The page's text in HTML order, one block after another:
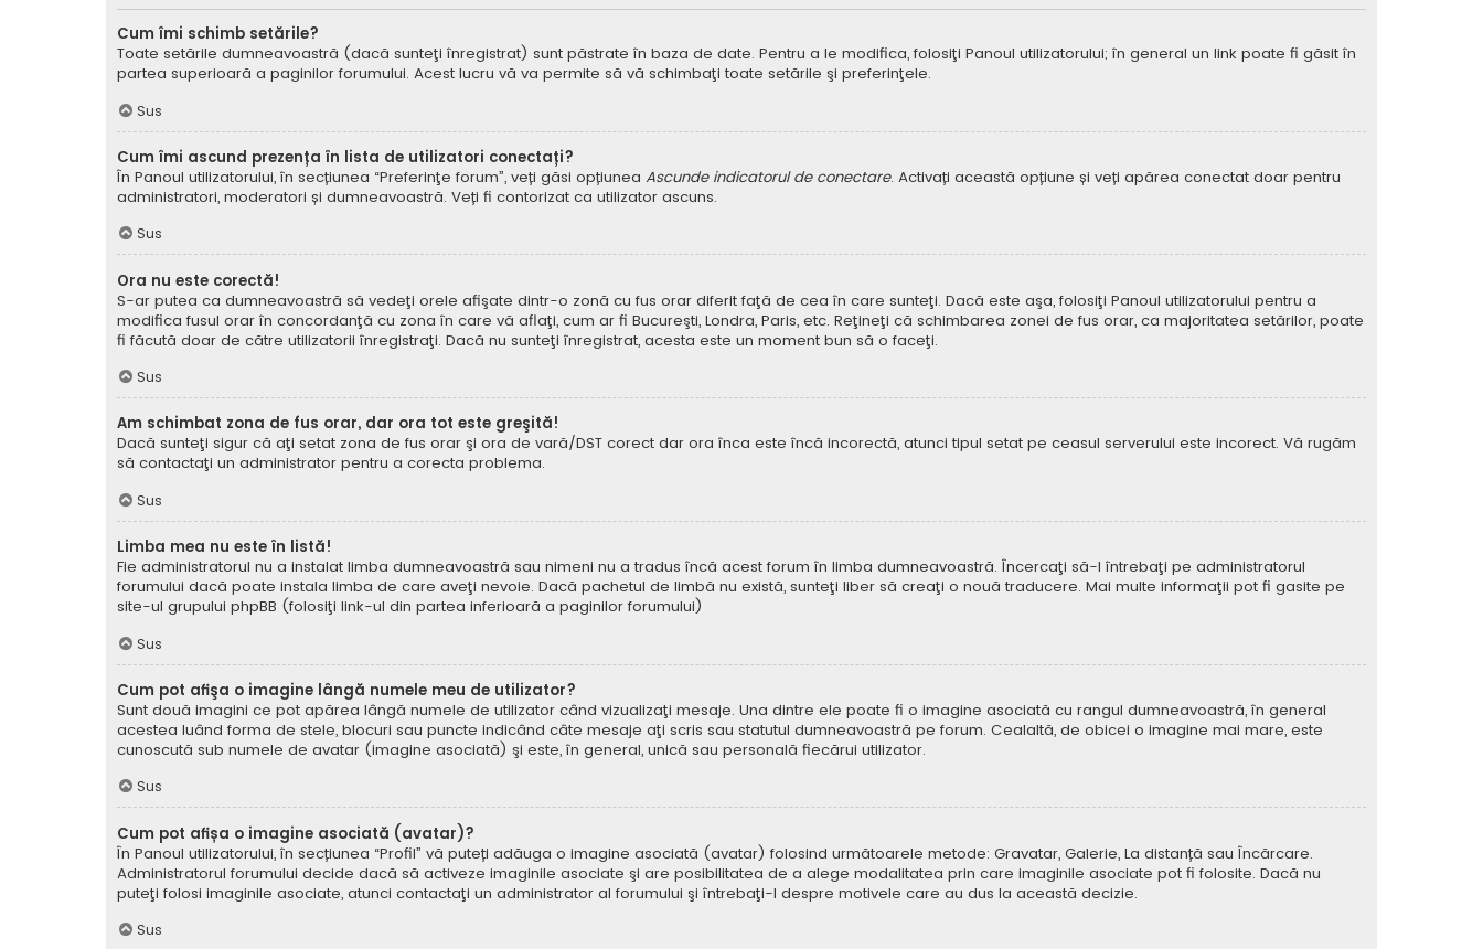
Cum îmi schimb setările?
Toate setările dumneavoastră (dacă sunteţi înregistrat) sunt păstrate în baza de date. Pentru a le modifica, folosiţi Panoul utilizatorului; în general un link poate fi găsit în
partea superioară a paginilor forumului. Acest lucru vă va permite să vă schimbaţi toate setările şi preferinţele.
Sus
Cum îmi ascund prezența în lista de utilizatori conectați?
În Panoul utilizatorului, în secțiunea “Preferinţe forum”, veți găsi opțiunea Ascunde indicatorul de conectare. Activați această opțiune și veți apărea conectat doar pentru
administratori, moderatori și dumneavoastră. Veți fi contorizat ca utilizator ascuns.
Sus
Ora nu este corectă!
S-ar putea ca dumneavoastră să vedeţi orele afişate dintr-o zonă cu fus orar diferit faţă de cea în care sunteţi. Dacă este aşa, folosiţi Panoul utilizatorului pentru a
modifica fusul orar în concordanţă cu zona în care vă aflaţi, cum ar fi Bucureşti, Londra, Paris, etc. Reţineţi că schimbarea zonei de fus orar, ca majoritatea setărilor, poate
fi făcută doar de către utilizatorii înregistraţi. Dacă nu sunteţi înregistrat, acesta este un moment bun să o faceţi.
Sus
Am schimbat zona de fus orar, dar ora tot este greşită!
Dacă sunteţi sigur că aţi setat zona de fus orar şi ora de vară/DST corect dar ora înca este încă incorectă, atunci tipul setat pe ceasul serverului este incorect. Vă rugăm
să contactaţi un administrator pentru a corecta problema.
Sus
Limba mea nu este în listă!
Fie administratorul nu a instalat limba dumneavoastră sau nimeni nu a tradus încă acest forum în limba dumneavoastră. Încercaţi să-l întrebaţi pe administratorul
forumului dacă poate instala limba de care aveţi nevoie. Dacă pachetul de limbă nu există, sunteţi liber să creaţi o nouă traducere. Mai multe informaţii pot fi gasite pe
site-ul grupului phpBB (folosiţi link-ul din partea inferioară a paginilor forumului)
Sus
Cum pot afişa o imagine lângă numele meu de utilizator?
Sunt două imagini ce pot apărea lângă numele de utilizator când vizualizaţi mesaje. Una dintre ele poate fi o imagine asociată cu rangul dumneavoastră, în general
acestea luând forma de stele, blocuri sau puncte indicând câte mesaje aţi scris sau statutul dumneavoastră pe forum. Cealaltă, de obicei o imagine mai mare, este
cunoscută sub numele de avatar (imagine asociată) şi este, în general, unică sau personală fiecărui utilizator.
Sus
Cum pot afișa o imagine asociată (avatar)?
În Panoul utilizatorului, în secțiunea “Profil” vă puteți adăuga o imagine asociată (avatar) folosind următoarele metode: Gravatar, Galerie, La distanță sau Încărcare.
Administratorul forumului decide dacă să activeze imaginile asociate şi are posibilitatea de a alege modalitatea prin care imaginile asociate pot fi folosite. Dacă nu
puteţi folosi imaginile asociate, atunci contactaţi un administrator al forumului şi întrebaţi-l despre motivele care au dus la această decizie.
Sus